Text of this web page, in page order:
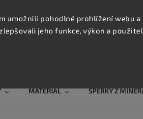
umožnili pohodlné prohlížení webu a
jeho funkce, výkon a
MATERIÁL ŠPERKY Z